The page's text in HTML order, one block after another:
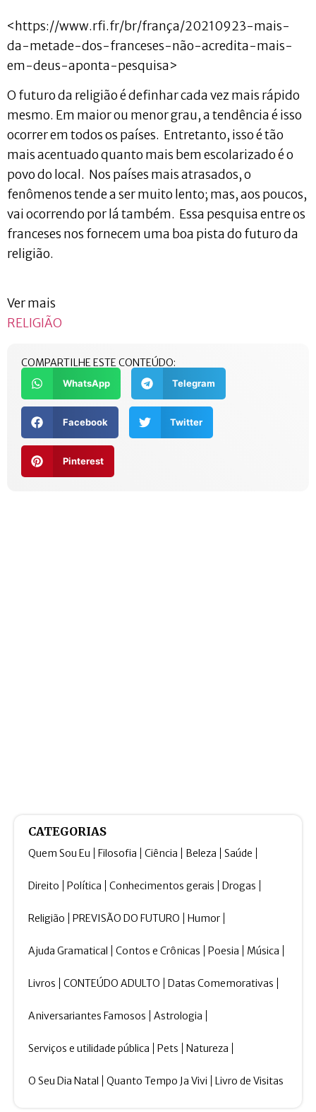
<https://www.rfi.fr/br/frança/20210923-mais-
da-metade-dos-franceses-não-acredita-mais-
em-deus-aponta-pesquisa>
O futuro da religião é definhar cada vez mais rápido
mesmo. Em maior ou menor grau, a tendência é isso
ocorrer em todos os países. Entretanto, isso é tão
mais acentuado quanto mais bem escolarizado é o
povo do local. Nos países mais atrasados, o
fenômenos tende a ser muito lento; mas, aos poucos,
vai ocorrendo por lá também. Essa pesquisa entre os
franceses nos fornecem uma boa pista do futuro da
religião.
Ver mais
RELIGIÃO
COMPARTILHE ESTE CONTEÚDO:
WhatsApp Telegram
Facebook Twitter
Pinterest
CATEGORIAS
Quem Sou Eu Filosofia Ciência Beleza Saúde
Direito Política Conhecimentos gerais Drogas
Religião PREVISÃO DO FUTURO Humor
Ajuda Gramatical Contos e Crônicas Poesia Música
Livros CONTEÚDO ADULTO Datas Comemorativas
Aniversariantes Famosos Astrologia
Serviços e utilidade pública Pets Natureza
O Seu Dia Natal Quanto Tempo Ja Vivi Livro de Visitas